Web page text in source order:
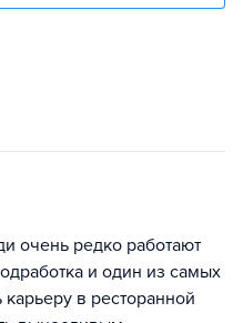
очень редко работают
и один из самых
в ресторанной